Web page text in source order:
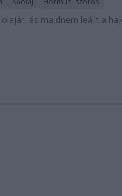
és majdnem leállt a